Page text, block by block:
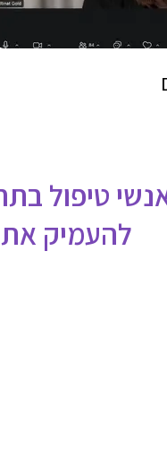
טיפול
להעמיק את